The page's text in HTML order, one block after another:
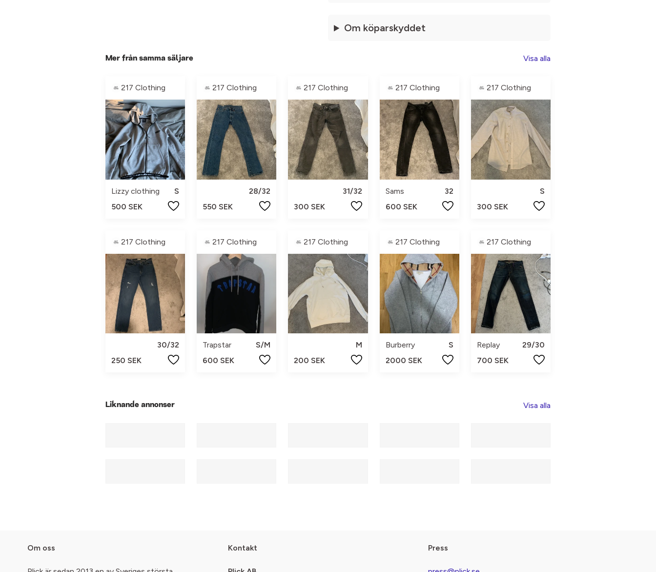
Om köparskyddet
Mer från samma säljare Visa alla
217 Clothing
Lizzy clothing
S
500 SEK
217 Clothing
28/32
550 SEK
217 Clothing
31/32
300 SEK
217 Clothing
Sams
32
600 SEK
217 Clothing
S
300 SEK
217 Clothing
30/32
250 SEK
217 Clothing
Trapstar
S/M
600 SEK
217 Clothing
M
200 SEK
217 Clothing
Burberry
S
2000 SEK
217 Clothing
Replay
29/30
700 SEK
Liknande annonser Visa alla
Om oss Kontakt Press